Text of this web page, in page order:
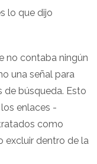
lo que dijo
no contaba ningún
una señal para
búsqueda. Esto
enlaces -
como
excluir dentro de la